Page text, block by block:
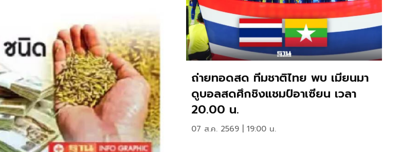
ถ่ายทอดสด ทีมชาติไทย พบ เมียนมา
ดูบอลสดศึกชิงแชมป์อาเซียน เวลา
20.00 น.
07 ส.ค. 2569 | 19:00 น.